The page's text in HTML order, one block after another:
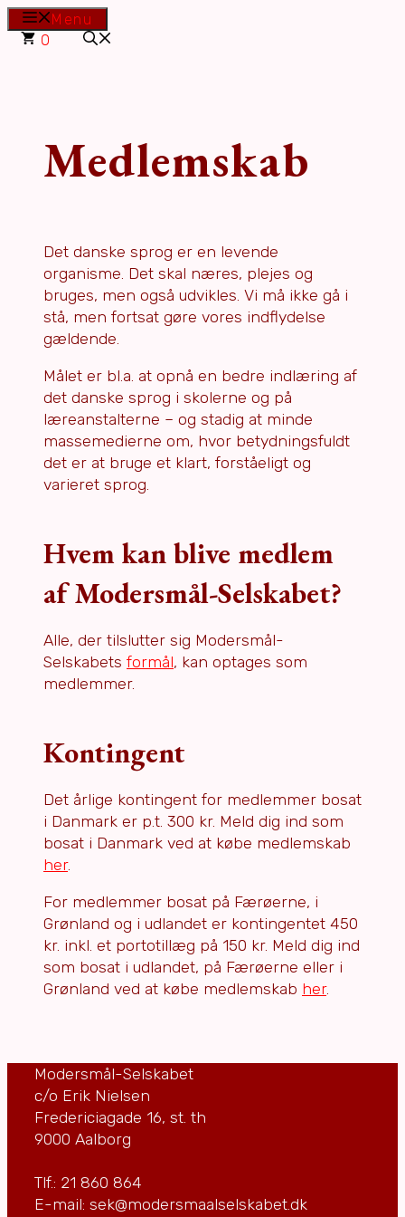
Hop
Menu
0
Medlemskab
Det danske sprog er en levende
organisme. Det skal næres, plejes og
bruges, men også udvikles. Vi må ikke gå i
stå, men fortsat gøre vores indflydelse
gældende.
Målet er bl.a. at opnå en bedre indlæring af
det danske sprog i skolerne og på
læreanstalterne – og stadig at minde
massemedierne om, hvor betydningsfuldt
det er at bruge et klart, forståeligt og
varieret sprog.
Hvem kan blive medlem
af Modersmål-Selskabet?
Alle, der tilslutter sig Modersmål-
Selskabets formål, kan optages som
medlemmer.
Kontingent
Det årlige kontingent for medlemmer bosat
i Danmark er p.t. 300 kr. Meld dig ind som
bosat i Danmark ved at købe medlemskab
her.
For medlemmer bosat på Færøerne, i
Grønland og i udlandet er kontingentet 450
kr. inkl. et portotillæg på 150 kr. Meld dig ind
som bosat i udlandet, på Færøerne eller i
Grønland ved at købe medlemskab her.
Modersmål-Selskabet
c/o Erik Nielsen
Fredericiagade 16, st. th
9000 Aalborg
Tlf.: 21 860 864
E-mail: sek@modersmaalselskabet.dk